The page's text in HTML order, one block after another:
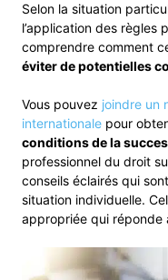
Selon la situation
l’application des règles
comprendre comment
éviter de potentielles
Vous pouvez joindre un
internationale pour
conditions de la
professionnel du droit
conseils éclairés qui
situation individuelle.
appropriée qui réponde